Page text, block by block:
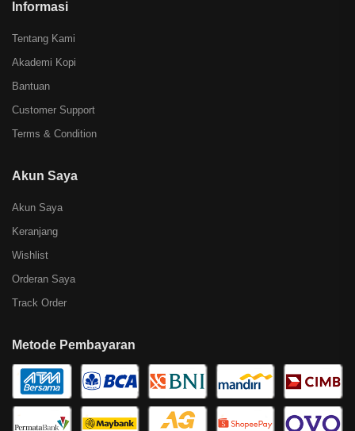
Informasi
Tentang Kami
Akademi Kopi
Bantuan
Customer Support
Terms & Condition
Akun Saya
Akun Saya
Keranjang
Wishlist
Orderan Saya
Track Order
Metode Pembayaran